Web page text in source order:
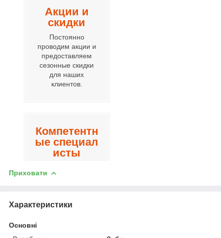
Акции и
скидки
Постоянно
проводим акции и
предоставляем
сезонные скидки
для наших
клиентов.
Компетентн
ые специал
исты
всегда рады помочь
Приховати
Характеристики
Основні